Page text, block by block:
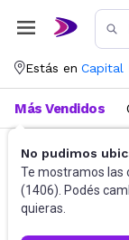
Estás en Capital
No pudimos
Te mostramos las
(1406). Podés
quieras.
Más Vendidos
Accesorios para